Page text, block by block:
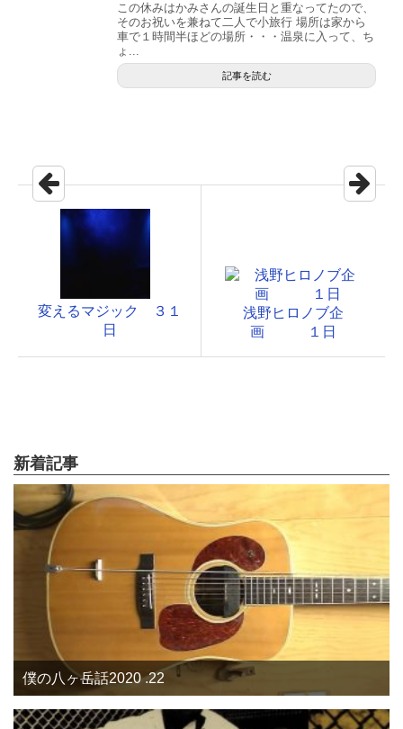
この休みはかみさんの誕生日と重なってたので、
そのお祝いを兼ねて二人で小旅行 場所は家から
車で１時間半ほどの場所・・・温泉に入って、ち
ょ...
記事を読む
変えるマジック ３１
日
浅野ヒロノブ企
画 １日
新着記事
僕の八ヶ岳話2020 .22